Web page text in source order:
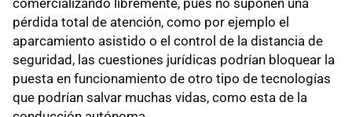
pérdida total de atención, como por ejemplo el
aparcamiento asistido o el control de la distancia de
seguridad, las cuestiones jurídicas podrían bloquear la
puesta en funcionamiento de otro tipo de tecnologías
que podrían salvar muchas vidas, como esta de la